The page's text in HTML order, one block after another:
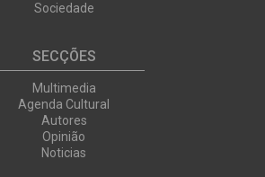
Sociedade
SECÇÕES
Multimedia
Agenda Cultural
Autores
Opinião
Noticias